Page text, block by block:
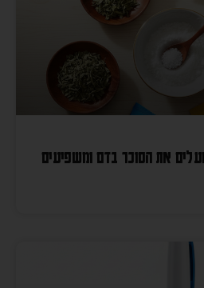
את הסוכר בדם ומשפיעים